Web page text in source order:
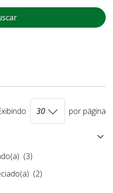
por página
(3)
(2)